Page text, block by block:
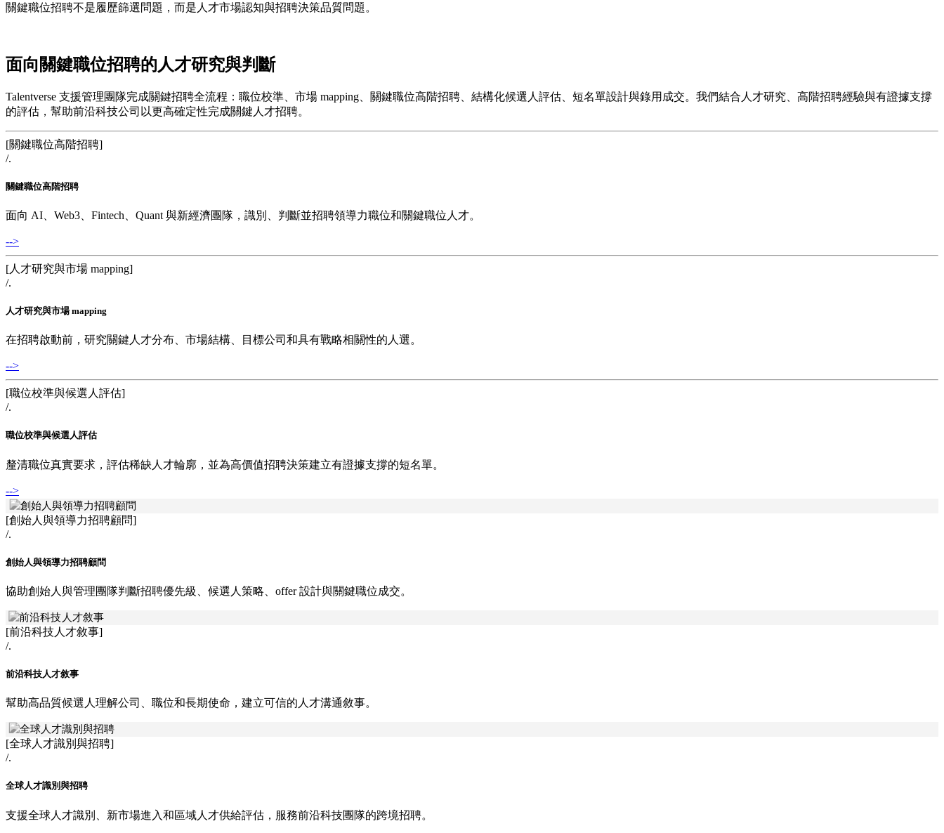
關鍵職位招聘不是履歷篩選問題，而是人才市場認知與招聘決策品質問題。
面向關鍵職位招聘的人才研究與判斷
Talentverse 支援管理團隊完成關鍵招聘全流程：職位校準、市場 mapping、關鍵職位高階招聘、結構化候選人評估、短名單設計與錄用成交。 我們結合人才研究、高階招聘經驗與有證據支撐
的評估，幫助前沿科技公司以更高確定性完成關鍵人才招聘。
[關鍵職位高階招聘]
/.
關鍵職位高階招聘
面向 AI、Web3、Fintech、Quant 與新經濟團隊，識別、判斷並招聘領導力職位和關鍵職位人才。
-->
[人才研究與市場 mapping]
/.
人才研究與市場 mapping
在招聘啟動前，研究關鍵人才分布、市場結構、目標公司和具有戰略相關性的人選。
-->
[職位校準與候選人評估]
/.
職位校準與候選人評估
釐清職位真實要求，評估稀缺人才輪廓，並為高價值招聘決策建立有證據支撐的短名單。
-->
[創始人與領導力招聘顧問]
/.
創始人與領導力招聘顧問
協助創始人與管理團隊判斷招聘優先級、候選人策略、offer 設計與關鍵職位成交。
[前沿科技人才敘事]
/.
前沿科技人才敘事
幫助高品質候選人理解公司、職位和長期使命，建立可信的人才溝通敘事。
[全球人才識別與招聘]
/.
全球人才識別與招聘
支援全球人才識別、新市場進入和區域人才供給評估，服務前沿科技團隊的跨境招聘。